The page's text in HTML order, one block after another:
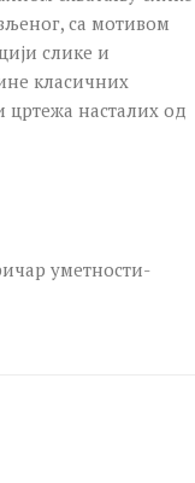
са мотивом
слике и
класичних
цртежа насталих од
уметности-